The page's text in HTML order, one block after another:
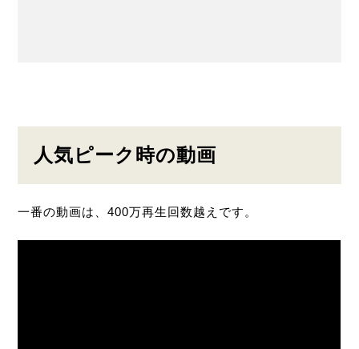
人気ピーク時の動画
一番の動画は、400万再生回数越えです。